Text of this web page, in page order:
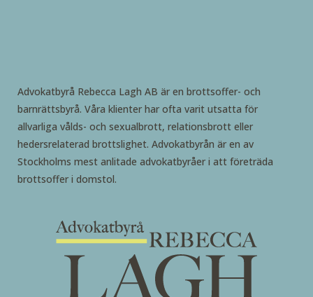
Advokatbyrå Rebecca Lagh AB är en brottsoffer- och
barnrättsbyrå. Våra klienter har ofta varit utsatta för
allvarliga vålds- och sexualbrott, relationsbrott eller
hedersrelaterad brottslighet. Advokatbyrån är en av
Stockholms mest anlitade advokatbyråer i att företräda
brottsoffer i domstol.